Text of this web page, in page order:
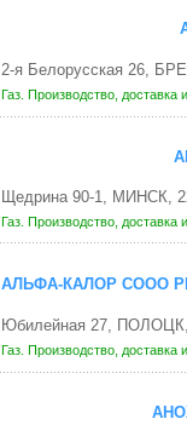
2-я Белорусская 26,
Газ. Производство, доставка
Щедрина 90-1, МИНСК,
Газ. Производство, доставка
АЛЬФА-КАЛОР СООО
Юбилейная 27, ПОЛОЦК,
Газ. Производство, доставка